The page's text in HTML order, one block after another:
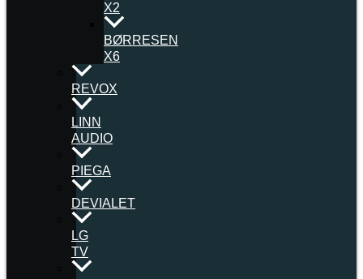
X2
BØRRESEN
X6
REVOX
LINN
AUDIO
PIEGA
DEVIALET
LG
TV